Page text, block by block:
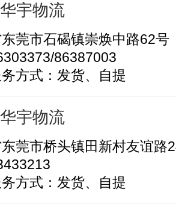
宇物流
莞市石碣镇崇焕中路62号
86387003
方式：发货、自提
宇物流
莞市桥头镇田新村友谊路
方式：发货、自提